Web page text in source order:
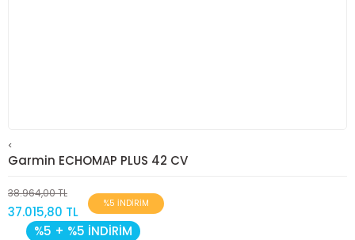
<
Garmin ECHOMAP PLUS 42 CV
38.964,00 TL
37.015,80 TL
%5 İNDİRİM
%5 + %5 İNDİRİM